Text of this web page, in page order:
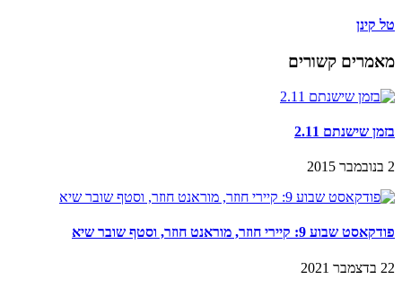
טל קינן
מאמרים קשורים
בזמן שישנתם 2.11
2 בנובמבר 2015
פודקאסט שבוע 9: קיירי חוזר, מוראנט חוזר, וסטף שובר שיא
22 בדצמבר 2021